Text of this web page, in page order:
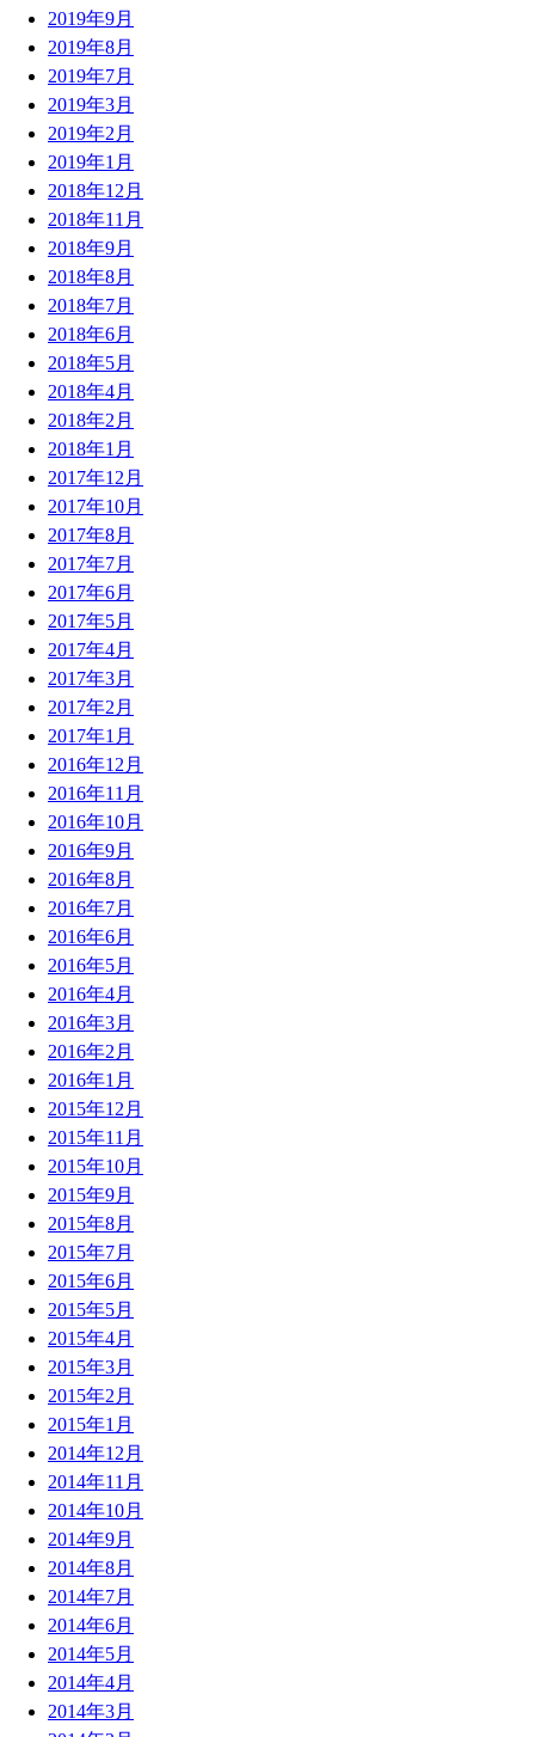
2019年9月
2019年8月
2019年7月
2019年3月
2019年2月
2019年1月
2018年12月
2018年11月
2018年9月
2018年8月
2018年7月
2018年6月
2018年5月
2018年4月
2018年2月
2018年1月
2017年12月
2017年10月
2017年8月
2017年7月
2017年6月
2017年5月
2017年4月
2017年3月
2017年2月
2017年1月
2016年12月
2016年11月
2016年10月
2016年9月
2016年8月
2016年7月
2016年6月
2016年5月
2016年4月
2016年3月
2016年2月
2016年1月
2015年12月
2015年11月
2015年10月
2015年9月
2015年8月
2015年7月
2015年6月
2015年5月
2015年4月
2015年3月
2015年2月
2015年1月
2014年12月
2014年11月
2014年10月
2014年9月
2014年8月
2014年7月
2014年6月
2014年5月
2014年4月
2014年3月